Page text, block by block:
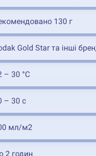
130 г
Gold Star та інші
– 30 °С
– 30 с
мл/м2
2 годин